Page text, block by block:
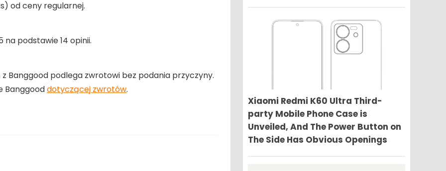
od ceny regularnej.
podstawie 14 opinii.
Banggood podlega zwrotowi bez podania przyczyny.
Banggooddotyczącej zwrotów.
Xiaomi Redmi K60 Ultra Third-
party Mobile Phone Case is
Unveiled, And The Power Button on
The Side Has Obvious Openings